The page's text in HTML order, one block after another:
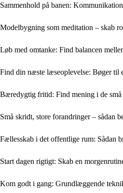
Sammenhold på banen:
Modelbygning som meditation – skab
Løb med omtanke: Find balancen
Find din næste læseoplevelse: Bøger til
Bæredygtig fritid: Find mening i de
Små skridt, store forandringer – sådan
Fællesskab i det offentlige rum: Sådan
Start dagen rigtigt: Skab en
Kom godt i gang: Grundlæggende